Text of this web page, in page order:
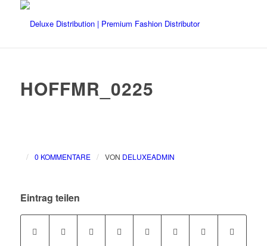
HOFFMR_0225
/ 0 KOMMENTARE / VON DELUXEADMIN
Eintrag teilen